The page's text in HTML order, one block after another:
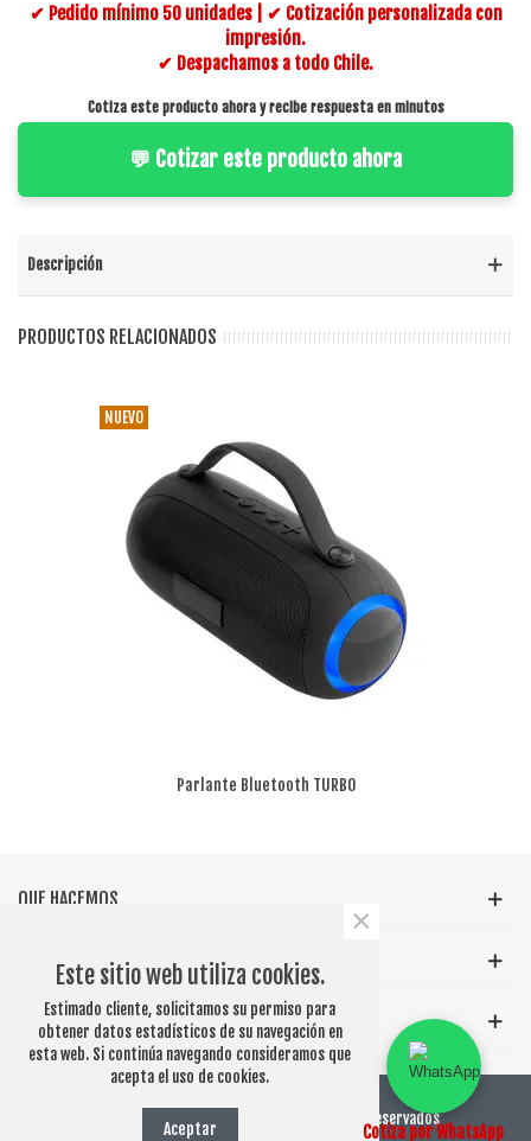
✔ Pedido mínimo 50 unidades | ✔ Cotización personalizada con
impresión.
✔ Despachamos a todo Chile.
Cotiza este producto ahora y recibe respuesta en minutos
💬 Cotizar este producto ahora
Descripción
PRODUCTOS RELACIONADOS
NUEVO
Parlante Bluetooth TURBO
QUE HACEMOS
INFORMACIÓN GENERAL
ETIQUETAS POPULARES
© 2026 PUBLICITARIOSCHILE.CL - Derechos Reservados
Este sitio web utiliza cookies.
Estimado cliente, solicitamos su permiso para
obtener datos estadísticos de su navegación en
esta web. Si continúa navegando consideramos que
acepta el uso de cookies.
Aceptar
×
Cotiza por WhatsApp